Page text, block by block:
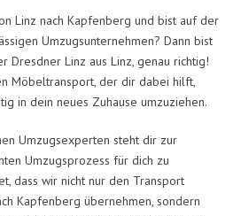
Linz nach Kapfenberg und bist auf der
Umzugsunternehmen? Dann bist
Dresdner Linz aus Linz, genau richtig!
Möbeltransport, der dir dabei hilft,
in dein neues Zuhause umzuziehen.
Umzugsexperten steht dir zur
Umzugsprozess für dich zu
dass wir nicht nur den Transport
Kapfenberg übernehmen, sondern